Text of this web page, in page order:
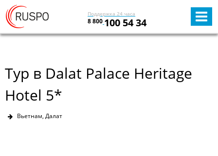
Поддержка 24 часа
8 800 100 54 34
Тур в Dalat Palace Heritage
Hotel 5*
Вьетнам, Далат